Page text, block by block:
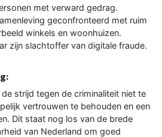
met verward gedrag.
geconfronteerd met ruim
winkels en woonhuizen.
zijn slachtoffer van digitale fraude.
strijd tegen de criminaliteit niet te
vertrouwen te behouden en een
Dit staat nog los van de brede
van Nederland om goed